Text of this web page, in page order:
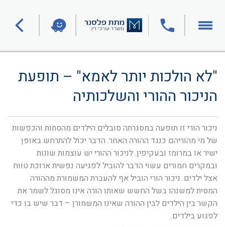
"לא הולכות יותר לאמא" – תופעת
הניכור ההורי והשלכותיה
ניכור הורי זו תופעה במסגרתה סובלים הילדים מהסתות והכפשות
של מי מהוריהם כנגד ההורה האחר. הדבר יכול להתרחש באופן
ישיר או במרומז ובעקיפין. לניכור ההורי יש עוצמות שונות
ובמקרים חמורים עשוי הדבר להוביל לפגיעה נפשית ארוכת טווח
אצל ילדים. ניכור הורי הוביל אף להעברת המשמורת מההורה
המסית למשנהו בשל החשש שאותו הורה אינו מסוגל לשמר את
הקשר בין הילדים לבין ההורה שאינו המשמורן – דבר שיש בו כדי
לפגוע בילדים.